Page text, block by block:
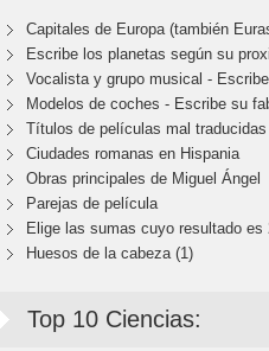
Capitales de Europa (también
Escribe los planetas según su
Vocalista y grupo musical -
Modelos de coches - Escribe su
Títulos de películas mal traducidas
Ciudades romanas en Hispania
Obras principales de Miguel Ángel
Parejas de película
Elige las sumas cuyo resultado es
Huesos de la cabeza (1)
Top 10 Ciencias: